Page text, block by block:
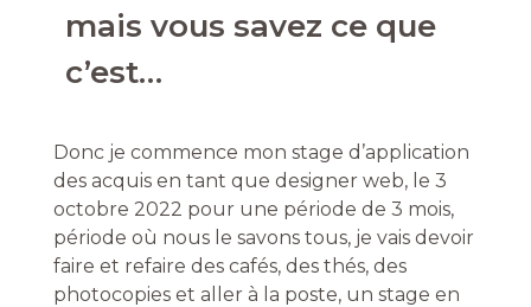
mais vous savez ce que
c’est…
Donc je commence mon stage d’application
des acquis en tant que designer web, le 3
octobre 2022 pour une période de 3 mois,
période où nous le savons tous, je vais devoir
faire et refaire des cafés, des thés, des
photocopies et aller à la poste, un stage en